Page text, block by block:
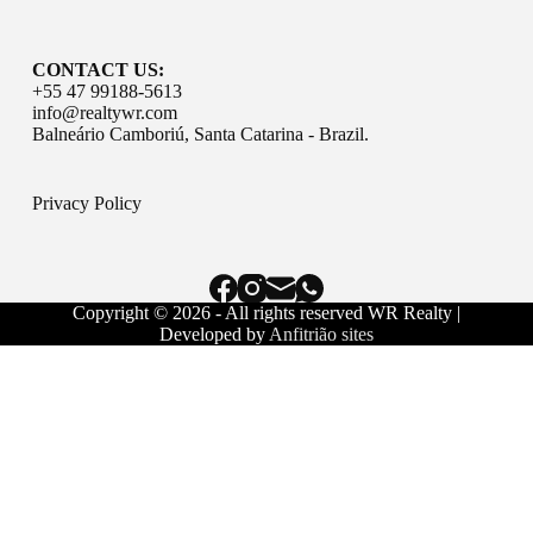
CONTACT US:
+55 47 99188-5613
info@realtywr.com
Balneário Camboriú, Santa Catarina - Brazil.
Privacy Policy
Copyright © 2026 - All rights reserved WR Realty |
Developed by Anfitrião sites